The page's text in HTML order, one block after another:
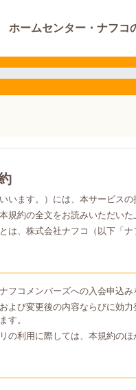
ホームセンター・ナフコ
います。）には、本サービス
規約の全文をお読みいただい
は、株式会社ナフコ（以下「
フコメンバーズへの入会申込
よび変更後の内容ならびに効
す。
の利用に際しては、本規約のほ